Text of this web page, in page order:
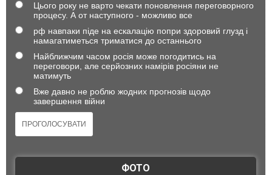
Цього року не варто чекати поновлення переговорного
процесу. А от наступного - можливо все
рф навпаки піде на ескалацію попри здоровий глузд і
намагатиметься триматися до останнього
Найближчим часом росія може погодитись на
переговори, але серйозних намірів росіяни не
матимуть
Вже давно не роблю жодних прогнозів щодо
завершення війни
ФОТО